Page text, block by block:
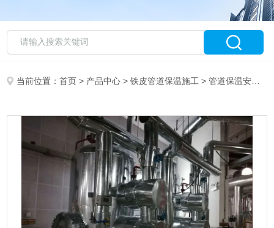
当前位置：首页 > 产品中心 >铁皮管道保温施工 >管道保温安装